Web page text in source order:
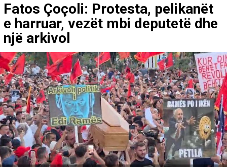
Fatos Çoçoli: Protesta, pelikanët
e harruar, vezët mbi deputetë dhe
një arkivol